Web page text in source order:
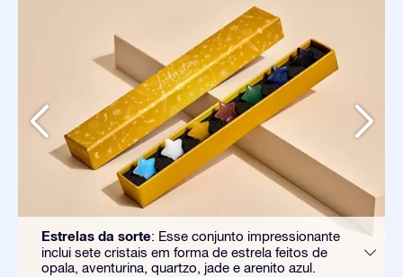
Estrelas da sorte: Esse conjunto impressionante
inclui sete cristais em forma de estrela feitos de
opala, aventurina, quartzo, jade e arenito azul.